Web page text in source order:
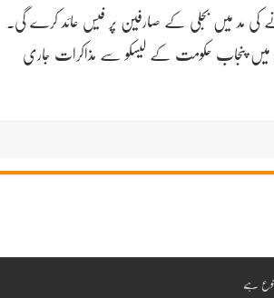
مد میں بجلی کے صارفین پر فیس عائد کرے گی.
پنجاب حکومت کے لیسکو سے مذاکرات جاری
ہے